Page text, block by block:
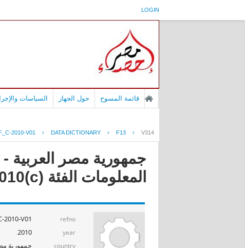
LOGIN
قائمة المسوح حول الجهاز السياسات
2010-V01 › DATA DICTIONARY › F13 › V314
جمهورية مصر العربية
المعلومات الفئة (c)2010
refno
2010-V01
year
2010
country جمهورية